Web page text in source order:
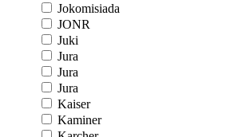
Jokomisiada
JONR
Juki
Jura
Jura
Jura
Kaiser
Kaminer